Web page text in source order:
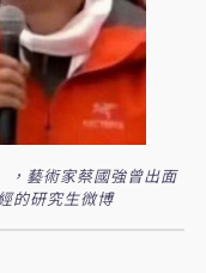
，藝術家蔡國強曾出面
的研究生微博